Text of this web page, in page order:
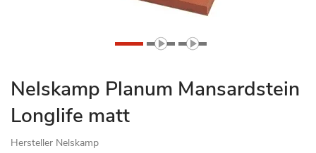
Zum
Anfang
der
Bildgalerie
springen
Nelskamp Planum Mansardstein
Longlife matt
Hersteller Nelskamp